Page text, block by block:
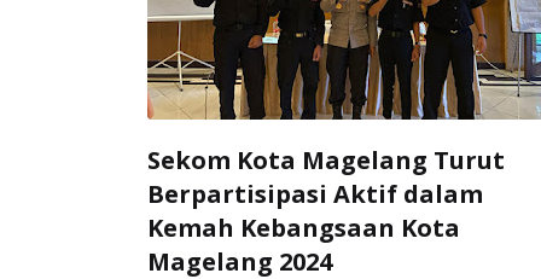
Sekom Kota Magelang Turut
Berpartisipasi Aktif dalam
Kemah Kebangsaan Kota
Magelang 2024